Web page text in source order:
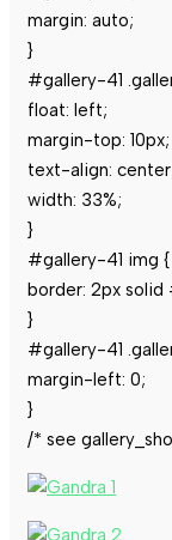
margin: auto;
}
#gallery-41
float: left;
margin-top: 10px;
text-align:
width: 33%;
}
#gallery-41 img {
border: 2px
}
#gallery-41
margin-left: 0;
}
/* see